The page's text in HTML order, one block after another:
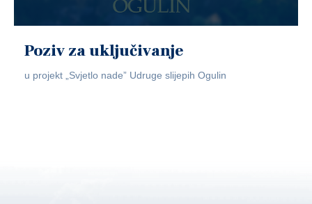
Poziv za uključivanje
u projekt „Svjetlo nade” Udruge slijepih Ogulin